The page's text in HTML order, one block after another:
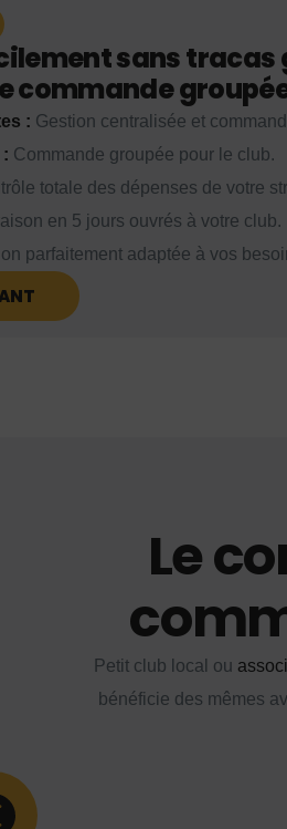
sans tracas
commande
: Gestion centralisée et
Commande groupée pour le club.
totale des dépenses de votre
en 5 jours ouvrés à votre club.
parfaitement adaptée à vos
Le
Petit club local ou
bénéficie des mêmes